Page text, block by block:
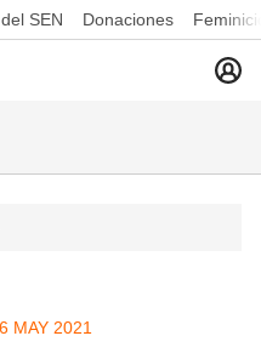
SEN Donaciones
MAY 2021